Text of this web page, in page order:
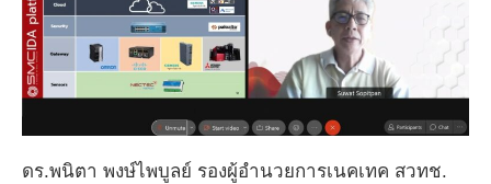
ดร.พนิตา พงษ์ไพบูลย์ รองผู้อำนวยการเนคเทค สวทช.